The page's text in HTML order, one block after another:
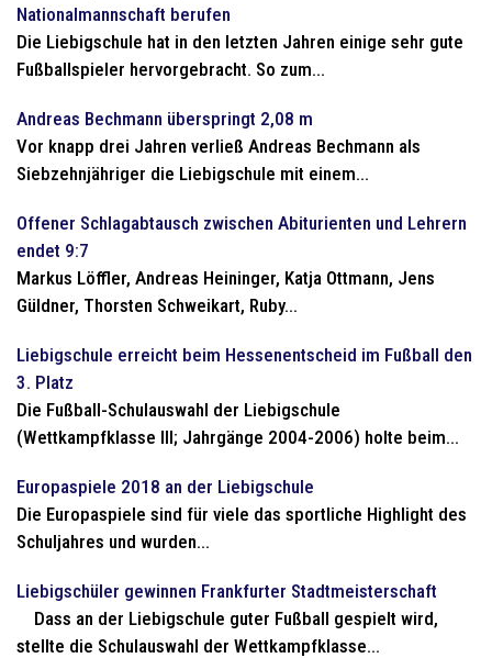
Nationalmannschaft berufen
Die Liebigschule hat in den letzten Jahren einige sehr gute
Fußballspieler hervorgebracht. So zum...
Andreas Bechmann überspringt 2,08 m
Vor knapp drei Jahren verließ Andreas Bechmann als
Siebzehnjähriger die Liebigschule mit einem...
Offener Schlagabtausch zwischen Abiturienten und Lehrern
endet 9:7
Markus Löffler, Andreas Heininger, Katja Ottmann, Jens
Güldner, Thorsten Schweikart, Ruby...
Liebigschule erreicht beim Hessenentscheid im Fußball den
3. Platz
Die Fußball-Schulauswahl der Liebigschule
(Wettkampfklasse III; Jahrgänge 2004-2006) holte beim...
Europaspiele 2018 an der Liebigschule
Die Europaspiele sind für viele das sportliche Highlight des
Schuljahres und wurden...
Liebigschüler gewinnen Frankfurter Stadtmeisterschaft
Dass an der Liebigschule guter Fußball gespielt wird,
stellte die Schulauswahl der Wettkampfklasse...